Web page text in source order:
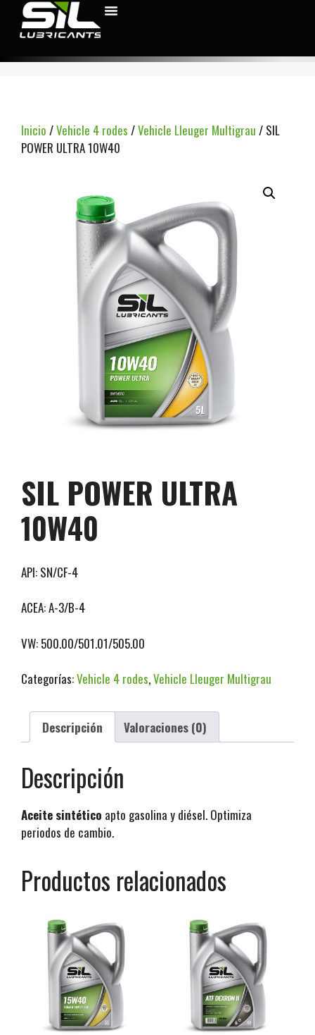
Inicio /Vehicle 4 rodes /Vehicle Lleuger Multigrau / SIL
POWER ULTRA 10W40
SIL POWER ULTRA
10W40
API: SN/CF-4
ACEA: A-3/B-4
VW: 500.00/501.01/505.00
Categorías:Vehicle 4 rodes,Vehicle Lleuger Multigrau
Descripción Valoraciones (0)
Descripción
Aceite sintético apto gasolina y diésel. Optimiza
periodos de cambio.
Productos relacionados